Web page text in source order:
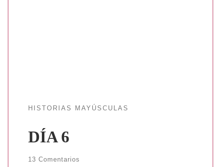
HISTORIAS MAYÚSCULAS
DÍA 6
13 Comentarios